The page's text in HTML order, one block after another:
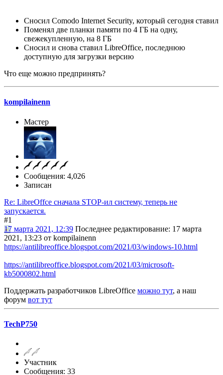
Сносил Comodo Internet Security, который сегодня ставил
Поменял две планки памяти по 4 ГБ на одну,
свежекупленную, на 8 ГБ
Сносил и снова ставил LibreOffice, последнюю
доступную для загрузки версию
Что еще можно предпринять?
kompilainenn
Мастер
Сообщения: 4,026
Записан
Re: LibreOffce сначала STOP-ил систему, теперь не
запускается.
#1
17 марта 2021, 12:39 Последнее редактирование: 17 марта
2021, 13:23 от kompilainenn
https://antilibreoffice.blogspot.com/2021/03/windows-10.html
https://antilibreoffice.blogspot.com/2021/03/microsoft-
kb5000802.html
Поддержать разработчиков LibreOffice можно тут, а наш
форум вот тут
TechP750
Участник
Сообщения: 33